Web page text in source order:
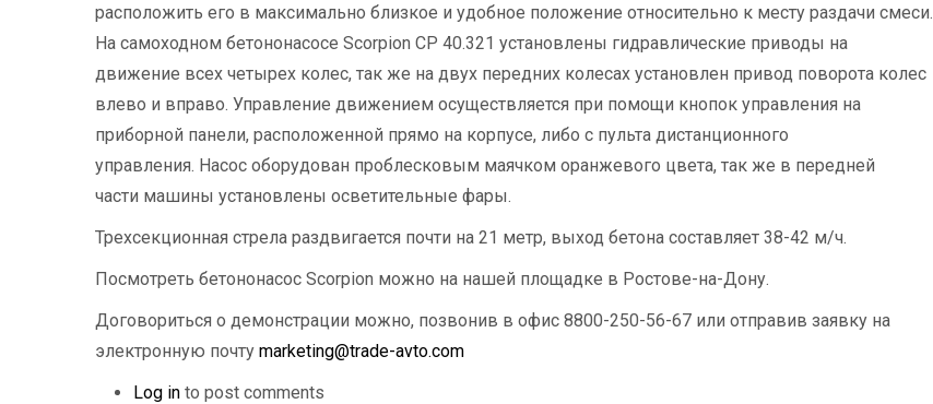
расположить его в максимально близкое и удобное положение относительно к месту раздачи смеси.
На самоходном бетононасосе Scorpion CP 40.321 установлены гидравлические приводы на
движение всех четырех колес, так же на двух передних колесах установлен привод поворота колес
влево и вправо. Управление движением осуществляется при помощи кнопок управления на
приборной панели, расположенной прямо на корпусе, либо с пульта дистанционного
управления. Насос оборудован проблесковым маячком оранжевого цвета, так же в передней
части машины установлены осветительные фары.
Трехсекционная стрела раздвигается почти на 21 метр, выход бетона составляет 38-42 м/ч.
Посмотреть бетононасос Scorpion можно на нашей площадке в Ростове-на-Дону.
Договориться о демонстрации можно, позвонив в офис 8800-250-56-67 или отправив заявку на
электронную почту marketing@trade-avto.com
Log in to post comments